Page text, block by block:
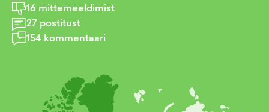
16 mittemeeldimist
27 postitust
154 kommentaari